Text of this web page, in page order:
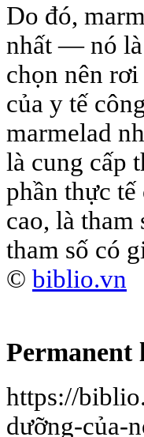
Do đó,
nhất — nó là
chọn nên
của y tế
marmelad
là cung cấp
phần thực
cao, là
tham số có
© biblio.vn
https://
dưỡng-của-